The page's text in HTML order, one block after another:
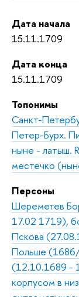
Дата начала
15.11.1709
Дата конца
15.11.1709
Топонимы
Санкт-
Петер-Бурх.
ныне - латыш.
местечко
Персоны
Шереметев
17.02 1719),
Пскова
Польше
(12.10.1689 -
корпусом в